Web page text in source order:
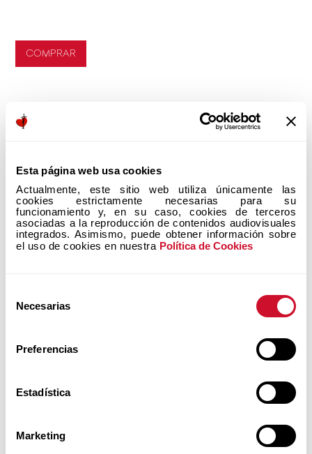
Esta página web usa cookies
Actualmente, este sitio web utiliza únicamente las
cookies estrictamente necesarias para su
funcionamiento y, en su caso, cookies de terceros
asociadas a la reproducción de contenidos audiovisuales
integrados. Asimismo, puede obtener información sobre
el uso de cookies en nuestra Política de Cookies
Necesarias
Preferencias
Estadística
Marketing
COMPRAR
Próximos Eventos